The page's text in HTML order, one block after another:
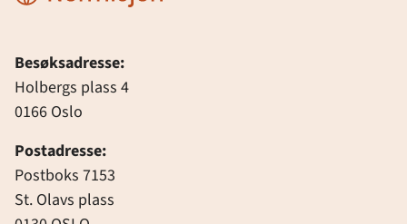
Besøksadresse:
Holbergs plass 4
0166 Oslo
Postadresse:
Postboks 7153
St. Olavs plass